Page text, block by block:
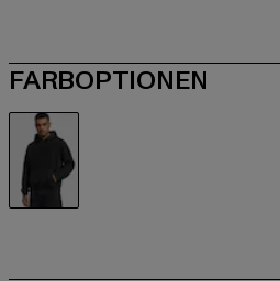
FARBOPTIONEN